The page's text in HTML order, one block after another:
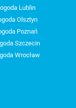
Lublin
Olsztyn
Poznań
Szczecin
Wrocław